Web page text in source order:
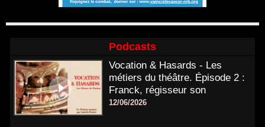
Podcasts
Vocation & Hasards - Les
métiers du théâtre. Épisode 2 :
Franck, régisseur son
12/06/2026